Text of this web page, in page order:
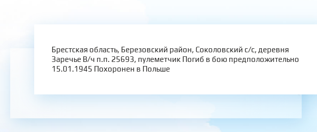
Брестская область, Березовский район, Соколовский с/с, деревня
Заречье В/ч п.п. 25693, пулеметчик Погиб в бою предположительно
15.01.1945 Похоронен в Польше